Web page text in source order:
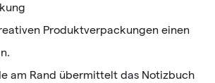
Produktverpackungen einen
am Rand übermittelt das Notizbuch